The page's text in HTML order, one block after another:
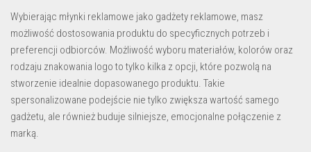
Wybierając młynki reklamowe jako gadżety reklamowe, masz
możliwość dostosowania produktu do specyficznych potrzeb i
preferencji odbiorców. Możliwość wyboru materiałów, kolorów oraz
rodzaju znakowania logo to tylko kilka z opcji, które pozwolą na
stworzenie idealnie dopasowanego produktu. Takie
spersonalizowane podejście nie tylko zwiększa wartość samego
gadżetu, ale również buduje silniejsze, emocjonalne połączenie z
marką.